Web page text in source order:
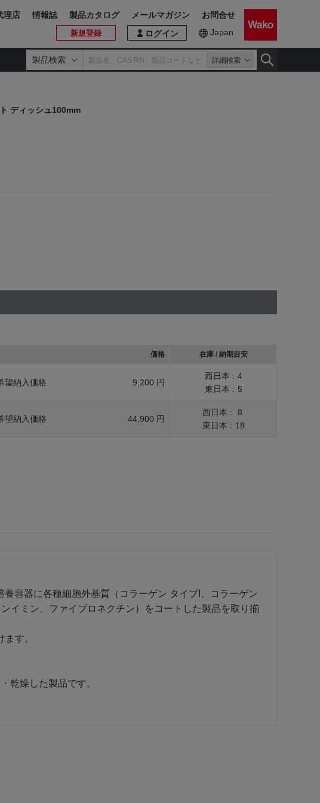
製品検索 詳細検索
ログイン
新規登録 Japan
理店 情報誌 製品カタログ メールマガジン お問合せ
ディッシュ100mm
価格 在庫 / 納期目安
望納入価格 9,200 円
西日本 : 4
東日本 : 5
望納入価格 44,900 円
西日本 :
8
東日本 : 18
容器に各種細胞外基質（コラーゲン タイプI、コラーゲン
イミン、ファイブロネクチン）をコートした製品を取り揃
す。
乾燥した製品です。